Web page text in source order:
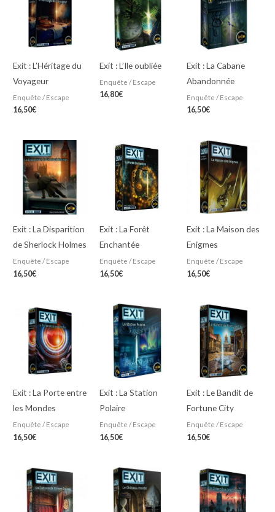
Exit : L’Héritage du
Voyageur
Enquête / Escape
16,50€
Exit : L’Ile oubliée
Enquête / Escape
16,80€
Exit : La Cabane
Abandonnée
Enquête / Escape
16,50€
Exit : La Disparition
de Sherlock Holmes
Enquête / Escape
16,50€
Exit : La Forêt
Enchantée
Enquête / Escape
16,50€
Exit : La Maison des
Enigmes
Enquête / Escape
16,50€
Exit : La Porte entre
les Mondes
Enquête / Escape
16,50€
Exit : La Station
Polaire
Enquête / Escape
16,50€
Exit : Le Bandit de
Fortune City
Enquête / Escape
16,50€